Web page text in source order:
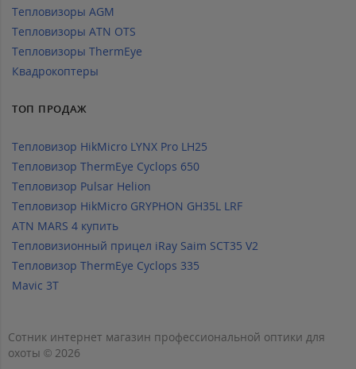
Тепловизоры AGM
Тепловизоры ATN OTS
Тепловизоры ThermEye
Квадрокоптеры
ТОП ПРОДАЖ
Тепловизор HikMicro LYNX Pro LH25
Тепловизор ThermEye Cyclops 650
Тепловизор Pulsar Helion
Тепловизор HikMicro GRYPHON GH35L LRF
ATN MARS 4 купить
Тепловизионный прицел iRay Saim SCT35 V2
Тепловизор ThermEye Cyclops 335
Mavic 3T
Сотник интернет магазин профессиональной оптики для
охоты © 2026